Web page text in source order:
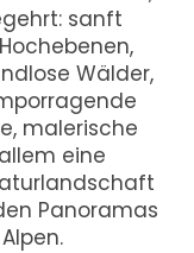
sanft
Wälder,
malerische
eine
Panoramas